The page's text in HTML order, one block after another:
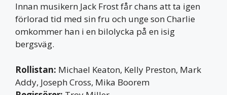
Innan musikern Jack Frost får chans att ta igen
förlorad tid med sin fru och unge son Charlie
omkommer han i en bilolycka på en isig
bergsväg.
Rollistan: Michael Keaton, Kelly Preston, Mark
Addy, Joseph Cross, Mika Boorem